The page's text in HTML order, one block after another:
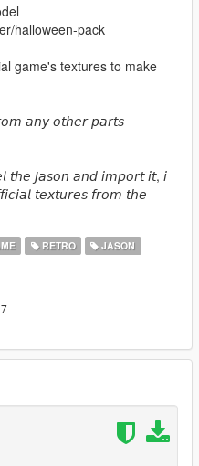
halloween-pack
game's textures to make
𝘢𝘯𝘺 𝘰𝘵𝘩𝘦𝘳 𝘱𝘢𝘳𝘵𝘴
𝘑𝘢𝘴𝘰𝘯 𝘢𝘯𝘥 𝘪𝘮𝘱𝘰𝘳𝘵 𝘪𝘵, 𝘪
𝘵𝘦𝘹𝘵𝘶𝘳𝘦𝘴 𝘧𝘳𝘰𝘮 𝘵𝘩𝘦
RETRO JASON